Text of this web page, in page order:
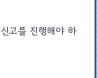
고를 진행해야 하